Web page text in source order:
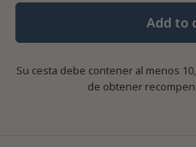
Add to
Su cesta debe contener al menos
de obtener